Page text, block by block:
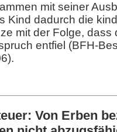
mit seiner
Kind dadurch die
mit der Folge, dass
entfiel (BFH-
Von Erben